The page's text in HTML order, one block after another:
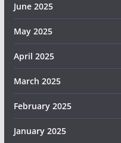
June 2025
May 2025
April 2025
March 2025
February 2025
January 2025